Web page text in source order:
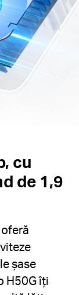
cu
de 1,9
șase
H50G îți